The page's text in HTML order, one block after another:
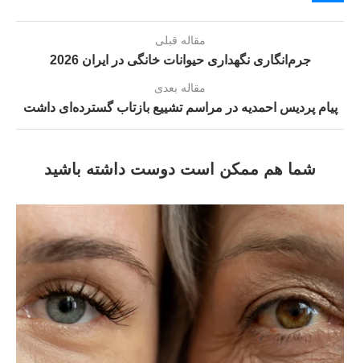
مقاله قبلی
جرم‌انگاری نگهداری حیوانات خانگی در ایران 2026
مقاله بعدی
پیام پردیس احمدیه در مراسم تشییع بازتاب گسترده‌ای داشت
شما هم ممکن است دوست داشته باشید